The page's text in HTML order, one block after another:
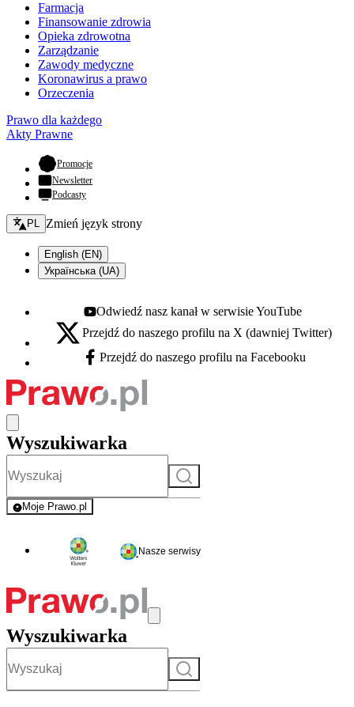
Farmacja
Finansowanie zdrowia
Opieka zdrowotna
Zarządzanie
Zawody medyczne
Koronawirus a prawo
Orzeczenia
Prawo dla każdego
Akty Prawne
Promocje- otwiera się w nowej karcie
Newsletter
Podcasty
Zmień język - bieżący:
PL Zmień język strony
English (EN)
Українська (UA)
Youtube - otwiera się w nowej karcie
Odwiedź nasz kanał w serwisie YouTube
X - otwiera się w nowej karcie
Przejdź do naszego profilu na X (dawniej Twitter)
Facebook - otwiera się w nowej karcie
Przejdź do naszego profilu na Facebooku
Wyszukiwarka
Szukaj
Moje Prawo.pl
- rejestracja i logowanie do serwisu
Nasze serwisy
Wyszukiwarka
Szukaj